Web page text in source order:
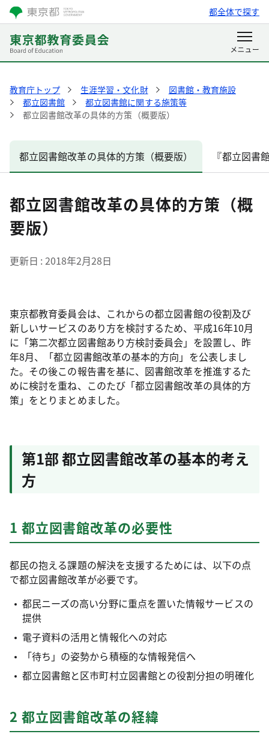
都全体で探す
教育庁トップ 生涯学習・文化財
図書館・教育施設
都立図書館
都立図書館に関する施策等
都立図書館改革の具体的方策（概要版）
都立図書館改革の具体的方策（概要版） 『都立図書
都立図書館改革の具体的方策（概
要版）
更新日 2018年2月28日
東京都教育委員会は、これからの都立図書館の役割及び
新しいサービスのあり方を検討するため、平成16年10月
に「第二次都立図書館あり方検討委員会」を設置し、昨
年8月、「都立図書館改革の基本的方向」を公表しまし
た。その後この報告書を基に、図書館改革を推進するた
めに検討を重ね、このたび「都立図書館改革の具体的方
策」をとりまとめました。
第1部 都立図書館改革の基本的考え
方
1 都立図書館改革の必要性
都民の抱える課題の解決を支援するためには、以下の点
で都立図書館改革が必要です。
都民ニーズの高い分野に重点を置いた情報サービスの
提供
電子資料の活用と情報化への対応
「待ち」の姿勢から積極的な情報発信へ
都立図書館と区市町村立図書館との役割分担の明確化
2 都立図書館改革の経緯